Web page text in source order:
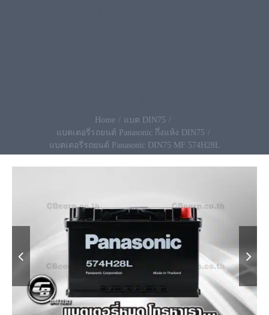
Home
แบต DIN75
แบตเตอรี่รถยนต์ Panasonic กึ่งแห้ง DIN75
แบตเตอรี่รถยนต์ Panasonic DIN75 MF 574H28L
 